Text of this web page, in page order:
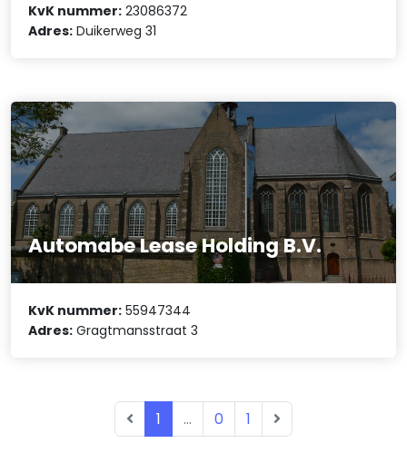
KvK nummer: 23086372
Adres: Duikerweg 31
Automabe Lease Holding B.V.
KvK nummer: 55947344
Adres: Gragtmansstraat 3
1 ... 0 1